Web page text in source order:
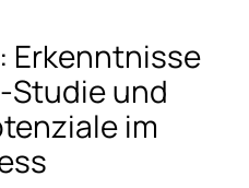
Erkenntnisse
Studie und
im